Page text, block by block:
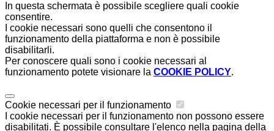
In questa schermata è possibile scegliere quali cookie
consentire.
I cookie necessari sono quelli che consentono il
funzionamento della piattaforma e non è possibile
disabilitarli.
Per conoscere quali sono i cookie necessari al
funzionamento potete visionare la COOKIE POLICY.
Cookie necessari per il funzionamento
I cookie necessari per il funzionamento non possono essere
disabilitati. È possibile consultare l'elenco nella pagina della